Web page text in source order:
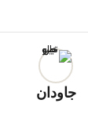
جاودان